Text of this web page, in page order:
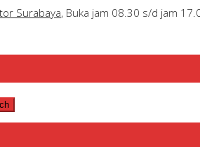
Surabaya, Buka jam 08.30 s/d jam